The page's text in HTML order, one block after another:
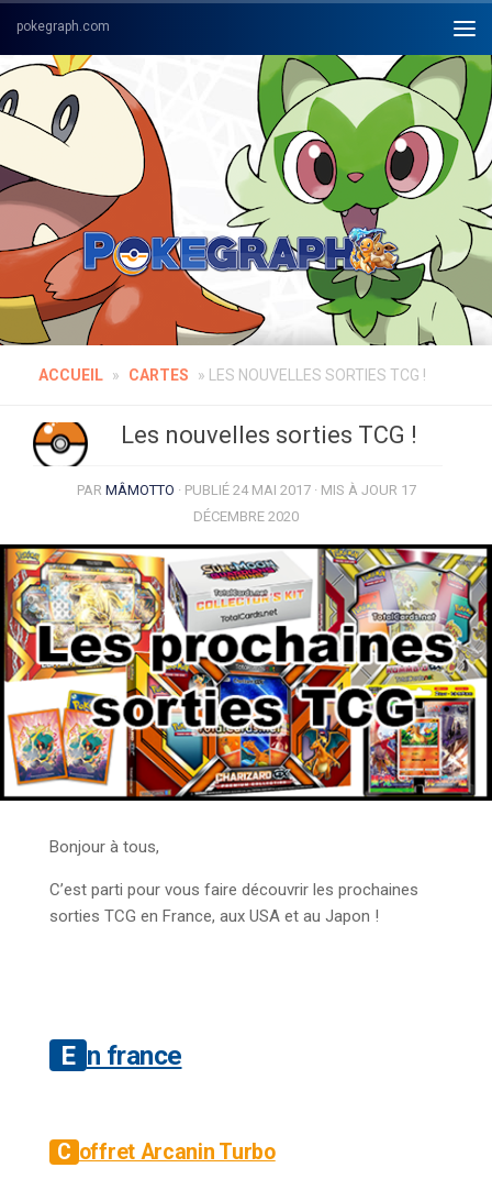
Skip to content
ACCUEIL » CARTES » LES NOUVELLES SORTIES TCG !
Les nouvelles sorties TCG !
PAR MÂMOTTO · PUBLIÉ 24 MAI 2017· MIS À JOUR 17
DÉCEMBRE 2020
Bonjour à tous,
C’est parti pour vous faire découvrir les prochaines
sorties TCG en France, aux USA et au Japon !
En france
Coffret Arcanin Turbo